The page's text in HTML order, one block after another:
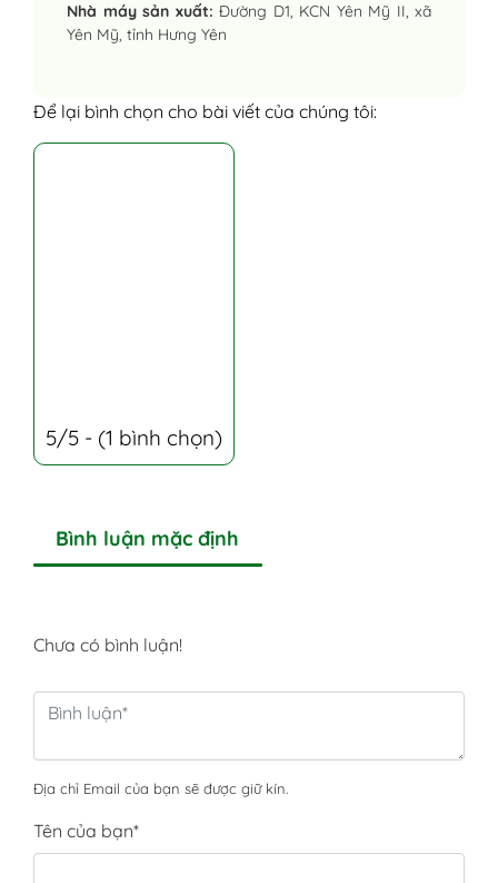
Nhà máy sản xuất: Đường D1, KCN Yên Mỹ II, xã
Yên Mỹ, tỉnh Hưng Yên
Để lại bình chọn cho bài viết của chúng tôi:
5/5 - (1 bình chọn)
Bình luận mặc định
Chưa có bình luận!
Địa chỉ Email của bạn sẽ được giữ kín.
Tên của bạn*